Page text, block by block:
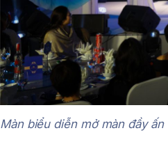
Màn biểu diễn mở màn đầy